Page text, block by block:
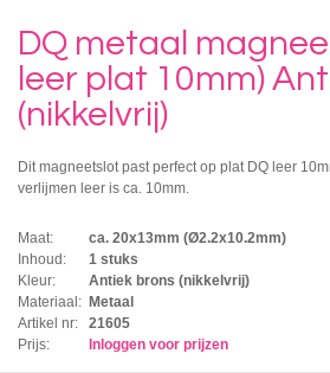
DQ metaal
leer plat 10mm)
(nikkelvrij)
Dit magneetslot past perfect op plat DQ leer
verlijmen leer is ca. 10mm.
Maat:
ca. 20x13mm (Ø2.2x10.2mm)
Inhoud:
1 stuks
Kleur:
Antiek brons (nikkelvrij)
Materiaal: Metaal
Artikel nr:
21605
Prijs:
Inloggen voor prijzen